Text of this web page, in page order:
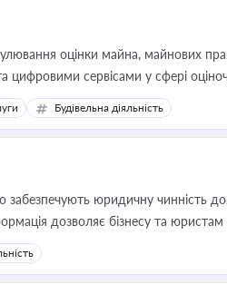
оцінки майна, майнових
цифровими сервісами у сфері
бізнесу, керівника, юриста
угод і перевірки
Будівельна діяльність
забезпечують юридичну чинність
дозволяє бізнесу та
прийняття органами влади та